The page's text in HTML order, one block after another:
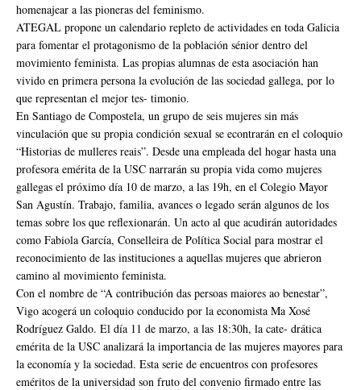
homenajear a las pioneras del feminismo.
ATEGAL propone un calendario repleto de actividades en toda Galicia
para fomentar el protagonismo de la población sénior dentro del
movimiento feminista. Las propias alumnas de esta asociación han
vivido en primera persona la evolución de las sociedad gallega, por lo
que representan el mejor tes- timonio.
En Santiago de Compostela, un grupo de seis mujeres sin más
vinculación que su propia condición sexual se econtrarán en el coloquio
“Historias de mulleres reais”. Desde una empleada del hogar hasta una
profesora emérita de la USC narrarán su propia vida como mujeres
gallegas el próximo día 10 de marzo, a las 19h, en el Colegio Mayor
San Agustín. Trabajo, familia, avances o legado serán algunos de los
temas sobre los que reflexionarán. Un acto al que acudirán autoridades
como Fabiola García, Conselleira de Política Social para mostrar el
reconocimiento de las instituciones a aquellas mujeres que abrieron
camino al movimiento feminista.
Con el nombre de “A contribución das persoas maiores ao benestar”,
Vigo acogerá un coloquio conducido por la economista Ma Xosé
Rodríguez Galdo. El día 11 de marzo, a las 18:30h, la cate- drática
emérita de la USC analizará la importancia de las mujeres mayores para
la economía y la sociedad. Esta serie de encuentros con profesores
eméritos de la universidad son fruto del convenio firmado entre las